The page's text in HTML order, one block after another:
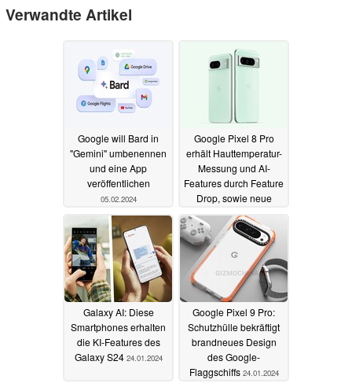
Verwandte Artikel
Google will Bard in
"Gemini" umbenennen
und eine App
veröffentlichen
05.02.2024
Google Pixel 8 Pro
erhält Hauttemperatur-
Messung und AI-
Features durch Feature
Drop, sowie neue
Version in Mint
25.01.2024
Galaxy AI: Diese
Smartphones erhalten
die KI-Features des
Galaxy S24 24.01.2024
Google Pixel 9 Pro:
Schutzhülle bekräftigt
brandneues Design
des Google-
Flaggschiffs 24.01.2024